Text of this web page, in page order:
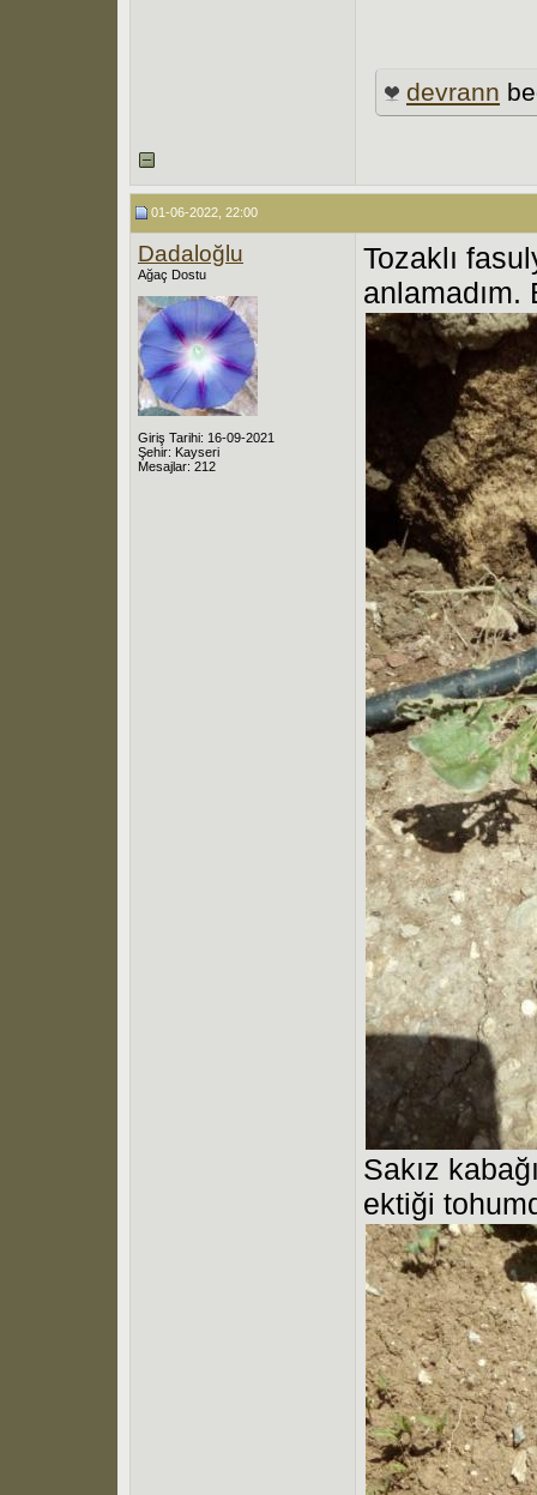
devrann
01-06-2022, 22:00
Dadaloğlu
Ağaç Dostu
Giriş Tarihi: 16-09-2021
Şehir: Kayseri
Mesajlar: 212
Tozaklı
Sakız
ektiği